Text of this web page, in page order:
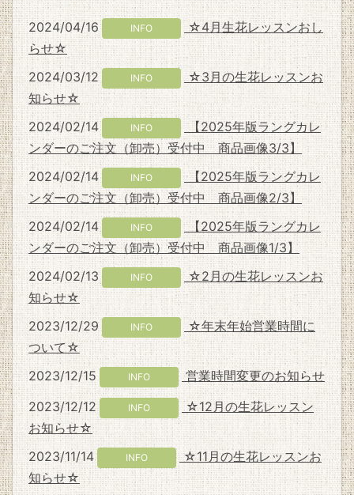
2024/04/16 INFO
☆4月生花レッスンおし
らせ☆
2024/03/12
INFO
☆3月の生花レッスンお
知らせ☆
2024/02/14
INFO
【2025年版ラングカレ
ンダーのご注文（卸売）受付中 商品画像3/3】
2024/02/14
INFO
【2025年版ラングカレ
ンダーのご注文（卸売）受付中 商品画像2/3】
2024/02/14
INFO
【2025年版ラングカレ
ンダーのご注文（卸売）受付中 商品画像1/3】
2024/02/13
INFO
☆2月の生花レッスンお
知らせ☆
2023/12/29
INFO
☆年末年始営業時間に
ついて☆
2023/12/15
INFO
営業時間変更のお知らせ
2023/12/12
INFO
☆12月の生花レッスン
お知らせ☆
2023/11/14
INFO
☆11月の生花レッスンお
知らせ☆